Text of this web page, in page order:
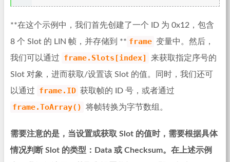
**在这个示例中，我们首先创建了一个 ID 为 0x12，包含
8 个 Slot 的 LIN 帧，并存储到 ** frame 变量中。然后，
我们可以通过
frame.Slots[index]
来获取指定序号的
Slot 对象，进而获取/设置该 Slot 的值。同时，我们还可
以通过
frame.ID 获取帧的 ID 号，或者通过
frame.ToArray() 将帧转换为字节数组。
需要注意的是，当设置或获取 Slot 的值时，需要根据具体
情况判断 Slot 的类型：Data 或 Checksum。在上述示例